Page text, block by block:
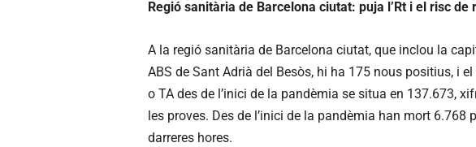
Regió sanitària de Barcelona ciutat: puja l’Rt i el risc de
A la regió sanitària de Barcelona ciutat, que inclou la
ABS de Sant Adrià del Besòs, hi ha 175 nous positius, i
o TA des de l’inici de la pandèmia se situa en 137.673,
les proves. Des de l’inici de la pandèmia han mort 6.768
darreres hores.